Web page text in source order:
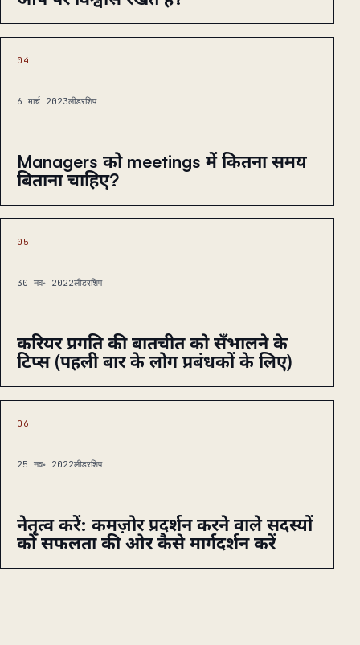
04
6 मार्च 2023लीडरशिप
Managers को meetings में कितना समय
बिताना चाहिए?
05
30 नव॰ 2022लीडरशिप
करियर प्रगति की बातचीत को सँभालने के
टिप्स (पहली बार के लोग प्रबंधकों के लिए)
06
25 नव॰ 2022लीडरशिप
नेतृत्व करें: कमज़ोर प्रदर्शन करने वाले सदस्यों
को सफलता की ओर कैसे मार्गदर्शन करें